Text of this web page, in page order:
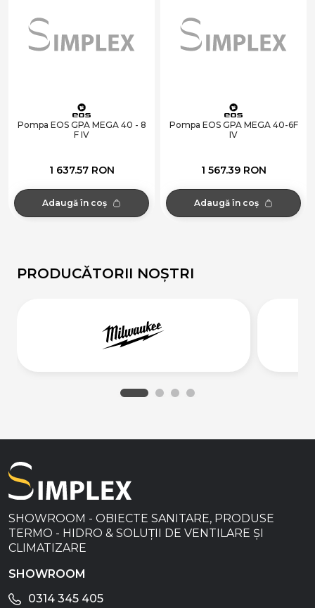
Pompa EOS GPA MEGA 40 - 8
F IV
1 637.57 RON
Adaugă în coș
Pompa EOS GPA MEGA 40-6F
IV
1 567.39 RON
Adaugă în coș
PRODUCĂTORII NOȘTRI
SHOWROOM - OBIECTE SANITARE, PRODUSE
TERMO - HIDRO & SOLUȚII DE VENTILARE ȘI
CLIMATIZARE
SHOWROOM
0314 345 405